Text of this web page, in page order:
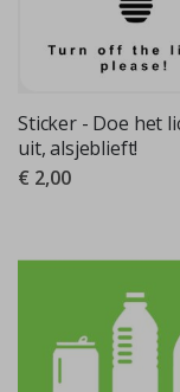
Sticker - Doe het
uit, alsjeblieft!
€ 2,00